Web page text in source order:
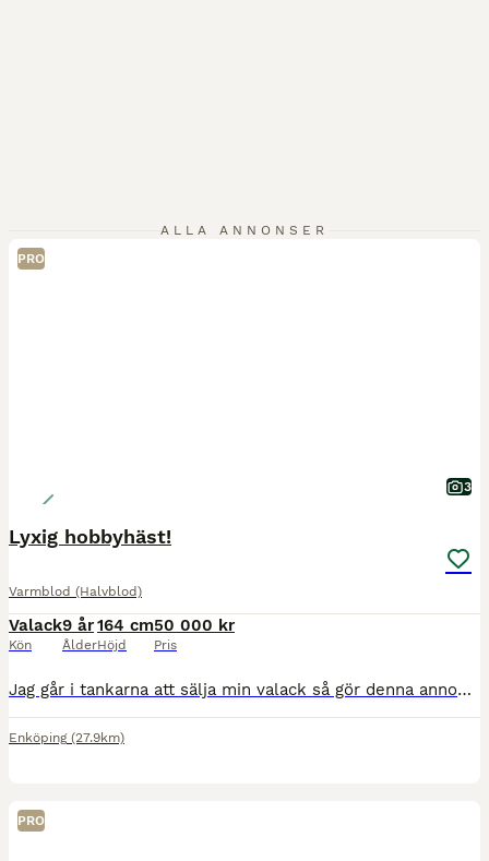
ALLA ANNONSER
PRO
3
Lyxig hobbyhäst!
Varmblod (Halvblod)
Valack
Kön
9 år
Ålder
164 cm
Höjd
50 000 kr
Pris
Jag går i tankarna att sälja min valack så gör denna annons som en intressekoll. Han är född 2017 och är e. Sankt Erik ll ue. Firenze ca 164cm hög. Enkel och trevlig att rida och kan även ridas av li
Enköping (27.9km)
PRO